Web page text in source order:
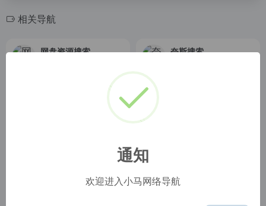
相关导航
网盘资源搜索 奈斯搜索
百度云网盘资源搜索分享与下载
UP云搜
通知
欢迎进入小马网络导航